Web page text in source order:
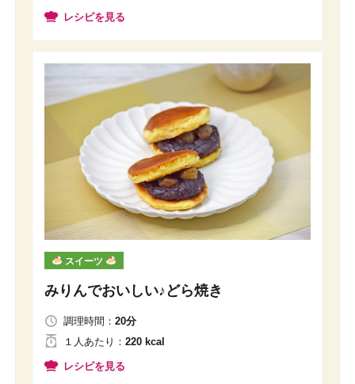
レシピを見る
スイーツ
みりんでおいしい♪どら焼き
調理時間： 20分
１人 あたり ： 220 kcal
レシピを見る